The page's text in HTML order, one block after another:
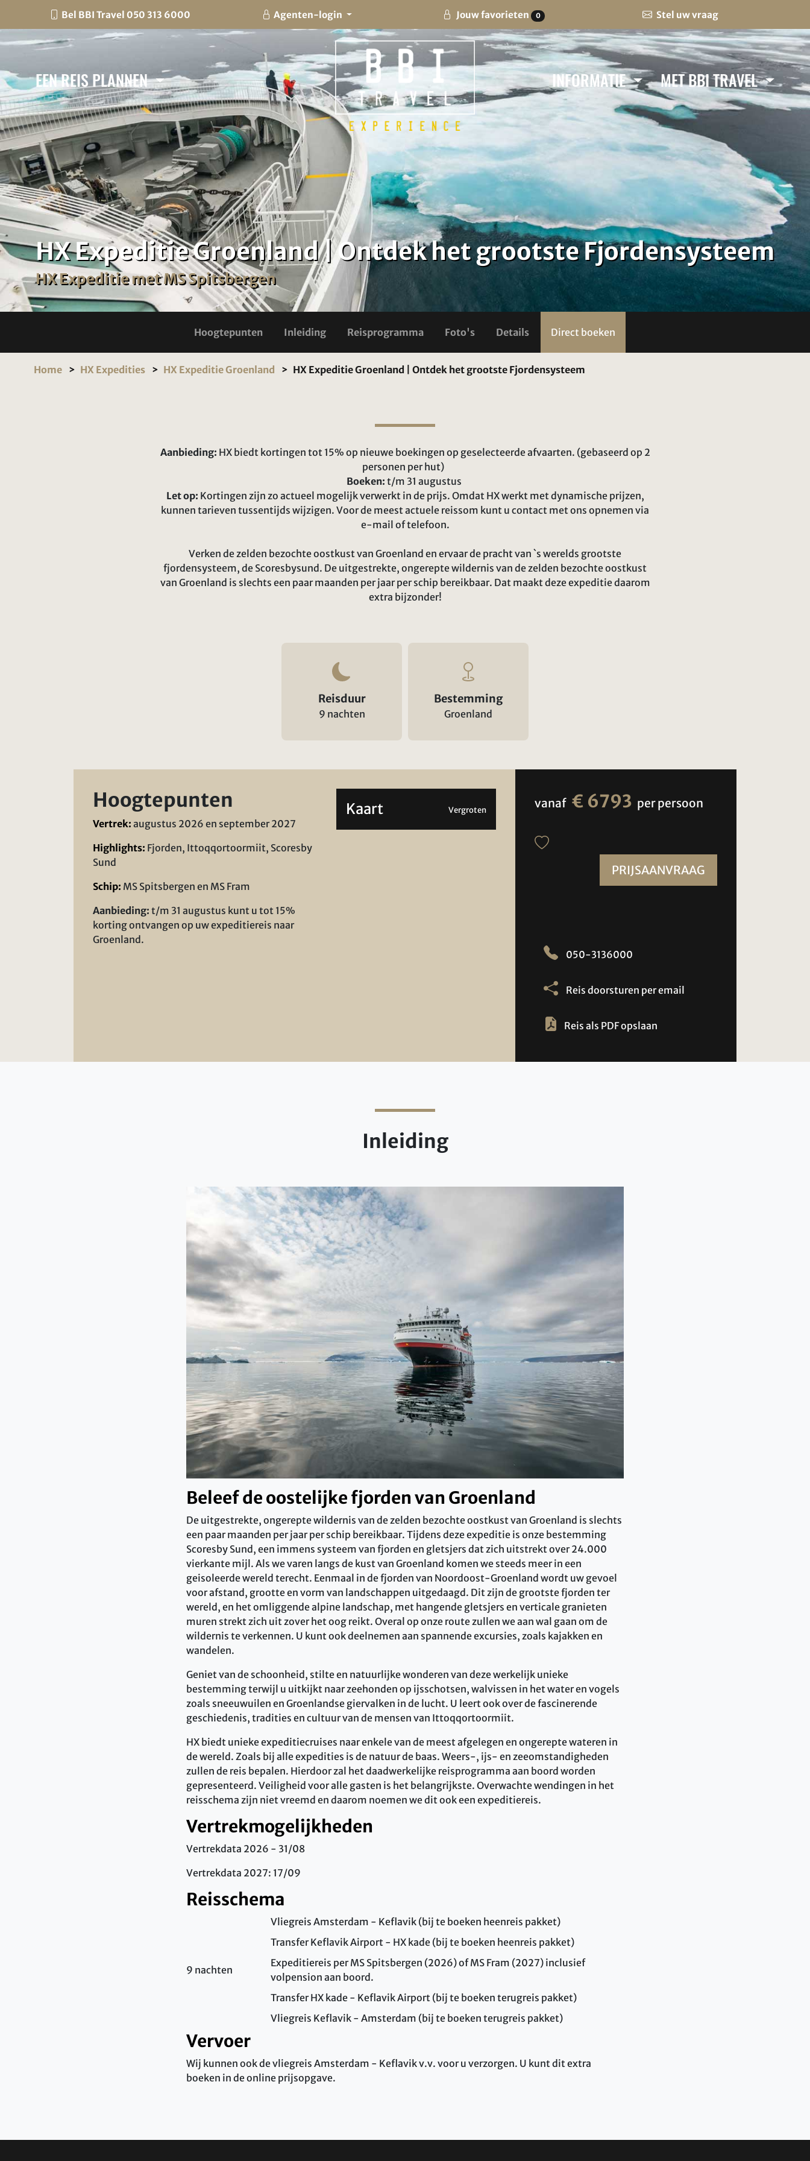
Bel BBI Travel 050 313 6000 Agenten-login Jouw favorieten 0 Stel uw vraag
EEN REIS PLANNEN INFORMATIE MET BBI TRAVEL
HX Expeditie Groenland | Ontdek het grootste Fjordensysteem
HX Expeditie met MS Spitsbergen
Hoogtepunten Inleiding Reisprogramma Foto's Details Direct boeken
Home HX Expedities HX Expeditie Groenland HX Expeditie Groenland | Ontdek het grootste Fjordensysteem
Aanbieding: HX biedt kortingen tot 15% op nieuwe boekingen op geselecteerde afvaarten. (gebaseerd op 2
personen per hut)
Boeken: t/m 31 augustus
Let op: Kortingen zijn zo actueel mogelijk verwerkt in de prijs. Omdat HX werkt met dynamische prijzen,
kunnen tarieven tussentijds wijzigen. Voor de meest actuele reissom kunt u contact met ons opnemen via
e-mail of telefoon.
Verken de zelden bezochte oostkust van Groenland en ervaar de pracht van `s werelds grootste
fjordensysteem, de Scoresbysund. De uitgestrekte, ongerepte wildernis van de zelden bezochte oostkust
van Groenland is slechts een paar maanden per jaar per schip bereikbaar. Dat maakt deze expeditie daarom
extra bijzonder!
Reisduur
9 nachten
Bestemming
Groenland
Hoogtepunten
Vertrek: augustus 2026 en september 2027
Highlights: Fjorden, Ittoqqortoormiit, Scoresby
Sund
Schip: MS Spitsbergen en MS Fram
Aanbieding: t/m 31 augustus kunt u tot 15%
korting ontvangen op uw expeditiereis naar
Groenland.
Kaart Vergroten vanaf € 6793 per persoon
PRIJSAANVRAAG
050-3136000
Reis doorsturen per email
Reis als PDF opslaan
Inleiding
Beleef de oostelijke fjorden van Groenland
De uitgestrekte, ongerepte wildernis van de zelden bezochte oostkust van Groenland is slechts
een paar maanden per jaar per schip bereikbaar. Tijdens deze expeditie is onze bestemming
Scoresby Sund, een immens systeem van fjorden en gletsjers dat zich uitstrekt over 24.000
vierkante mijl. Als we varen langs de kust van Groenland komen we steeds meer in een
geisoleerde wereld terecht. Eenmaal in de fjorden van Noordoost-Groenland wordt uw gevoel
voor afstand, grootte en vorm van landschappen uitgedaagd. Dit zijn de grootste fjorden ter
wereld, en het omliggende alpine landschap, met hangende gletsjers en verticale granieten
muren strekt zich uit zover het oog reikt. Overal op onze route zullen we aan wal gaan om de
wildernis te verkennen. U kunt ook deelnemen aan spannende excursies, zoals kajakken en
wandelen.
Geniet van de schoonheid, stilte en natuurlijke wonderen van deze werkelijk unieke
bestemming terwijl u uitkijkt naar zeehonden op ijsschotsen, walvissen in het water en vogels
zoals sneeuwuilen en Groenlandse giervalken in de lucht. U leert ook over de fascinerende
geschiedenis, tradities en cultuur van de mensen van Ittoqqortoormiit.
HX biedt unieke expeditiecruises naar enkele van de meest afgelegen en ongerepte wateren in
de wereld. Zoals bij alle expedities is de natuur de baas. Weers-, ijs- en zeeomstandigheden
zullen de reis bepalen. Hierdoor zal het daadwerkelijke reisprogramma aan boord worden
gepresenteerd. Veiligheid voor alle gasten is het belangrijkste. Overwachte wendingen in het
reisschema zijn niet vreemd en daarom noemen we dit ook een expeditiereis.
Vertrekmogelijkheden
Vertrekdata 2026 - 31/08
Vertrekdata 2027: 17/09
Reisschema
Vliegreis Amsterdam - Keflavik (bij te boeken heenreis pakket)
Transfer Keflavik Airport - HX kade (bij te boeken heenreis pakket)
9 nachten
Expeditiereis per MS Spitsbergen (2026) of MS Fram (2027) inclusief
volpension aan boord.
Transfer HX kade - Keflavik Airport (bij te boeken terugreis pakket)
Vliegreis Keflavik - Amsterdam (bij te boeken terugreis pakket)
Vervoer
Wij kunnen ook de vliegreis Amsterdam - Keflavik v.v. voor u verzorgen. U kunt dit extra
boeken in de online prijsopgave.